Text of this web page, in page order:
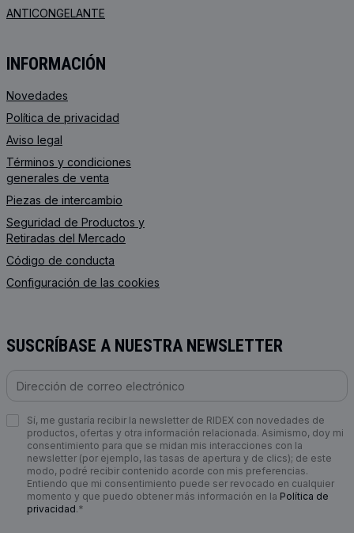
ANTICONGELANTE
INFORMACIÓN
Novedades
Política de privacidad
Aviso legal
Términos y condiciones
generales de venta
Piezas de intercambio
Seguridad de Productos y
Retiradas del Mercado
Código de conducta
Configuración de las cookies
SUSCRÍBASE A NUESTRA NEWSLETTER
Sí, me gustaría recibir la newsletter de RIDEX con novedades de
productos, ofertas y otra información relacionada. Asimismo, doy mi
consentimiento para que se midan mis interacciones con la
newsletter (por ejemplo, las tasas de apertura y de clics); de este
modo, podré recibir contenido acorde con mis preferencias.
Entiendo que mi consentimiento puede ser revocado en cualquier
momento y que puedo obtener más información en la Política de
privacidad.*